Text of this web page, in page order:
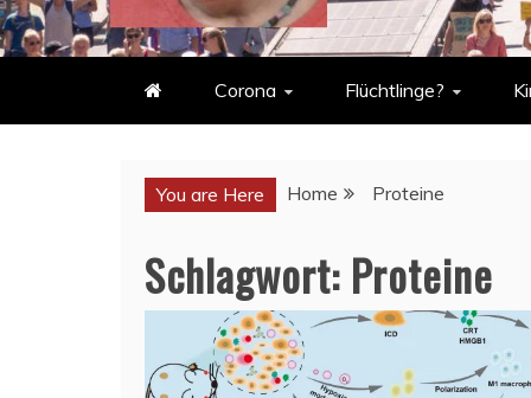
Corona Flüchtlinge?
You are Here Home Proteine
Schlagwort: Proteine